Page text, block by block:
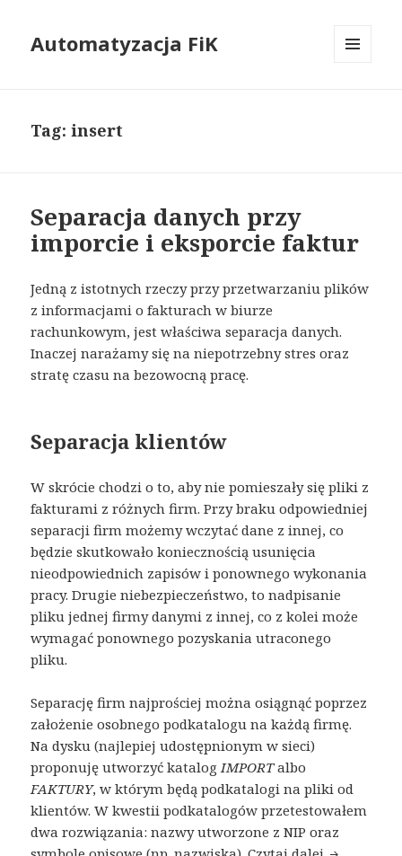
Automatyzacja FiK
Tag: insert
Separacja danych przy
imporcie i eksporcie faktur
Jedną z istotnych rzeczy przy przetwarzaniu plików
z informacjami o fakturach w biurze
rachunkowym, jest właściwa separacja danych.
Inaczej narażamy się na niepotrzebny stres oraz
stratę czasu na bezowocną pracę.
Separacja klientów
W skrócie chodzi o to, aby nie pomieszały się pliki z
fakturami z różnych firm. Przy braku odpowiedniej
separacji firm możemy wczytać dane z innej, co
będzie skutkowało koniecznością usunięcia
nieodpowiednich zapisów i ponownego wykonania
pracy. Drugie niebezpieczeństwo, to nadpisanie
pliku jednej firmy danymi z innej, co z kolei może
wymagać ponownego pozyskania utraconego
pliku.
Separację firm najprościej można osiągnąć poprzez
założenie osobnego podkatalogu na każdą firmę.
Na dysku (najlepiej udostępnionym w sieci)
proponuję utworzyć katalogIMPORTalbo
FAKTURY, w którym będą podkatalogi na pliki od
klientów. W kwestii podkatalogów przetestowałem
dwa rozwiązania: nazwy utworzone z NIP oraz